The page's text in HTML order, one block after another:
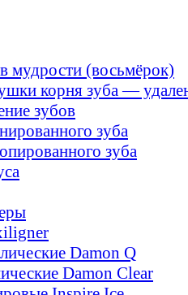
мудрости (восьмёрок)
корня зуба —
зубов
зуба
зуба
Damon Q
Damon Clear